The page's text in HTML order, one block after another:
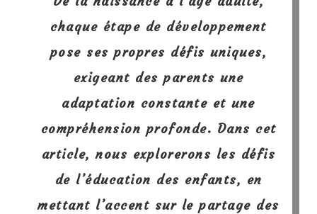
chaque étape de développement
pose ses propres défis uniques,
exigeant des parents une
adaptation constante et une
compréhension profonde. Dans cet
article, nous explorerons les défis
de l’éducation des enfants, en
mettant l’accent sur le partage des